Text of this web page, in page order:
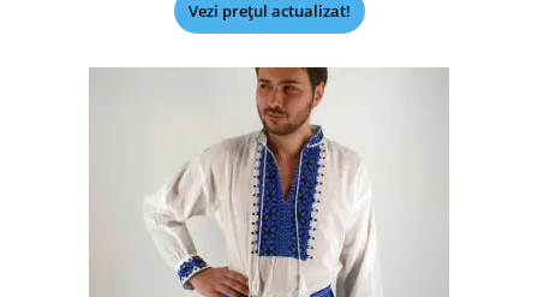
Vezi prețul actualizat!